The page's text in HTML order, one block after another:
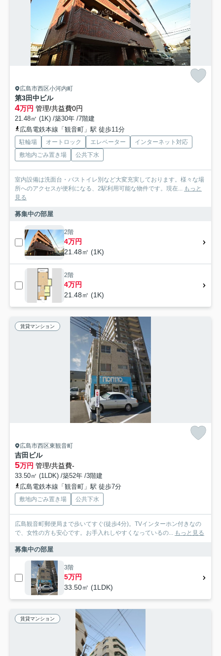
広島市西区小河内町
第3田中ビル
4万円 管理/共益費0円
21.48㎡ (1K) /築30年 /7階建
広島電鉄本線「観音町」駅 徒歩11分
駐輪場 オートロック エレベーター
インターネット対応
敷地内ごみ置き場
公共下水
室内設備は洗面台・バストイレ別など大変充実しております。様々な場
所へのアクセスが便利になる、2駅利用可能な物件です。現在... もっと
見る
募集中の部屋
2階
4万円
21.48㎡ (1K)
2階
4万円
21.48㎡ (1K)
賃貸マンション
広島市西区東観音町
吉田ビル
5万円 管理/共益費-
33.50㎡ (1LDK) /築52年 /3階建
広島電鉄本線「観音町」駅 徒歩7分
敷地内ごみ置き場 公共下水
広島観音町郵便局まで歩いてすぐ(徒歩4分)。TVインターホン付きなの
で、女性の方も安心です。お手入れしやすくなっているの... もっと見る
募集中の部屋
3階
5万円
33.50㎡ (1LDK)
賃貸マンション